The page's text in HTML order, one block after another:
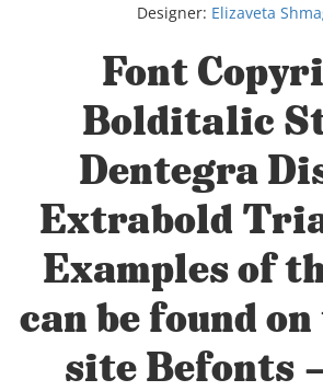
Designer: Elizaveta
Font
Bolditalic
Dentegra
Extrabold
Examples of
can be found
site Befonts